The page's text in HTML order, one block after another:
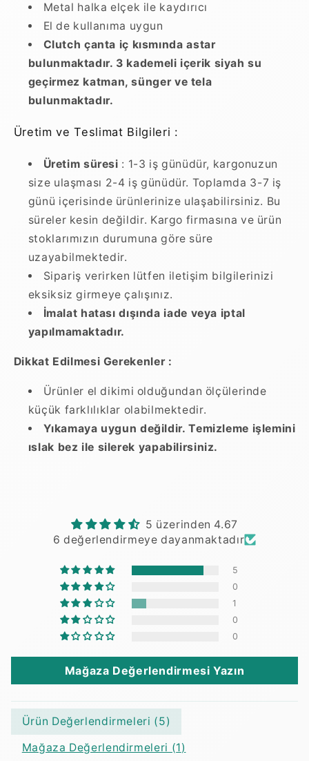
Metal halka elçek ile kaydırıcı
El de kullanıma uygun
Clutch çanta iç kısmında astar
bulunmaktadır. 3 kademeli içerik siyah su
geçirmez katman, sünger ve tela
bulunmaktadır.
Üretim ve Teslimat Bilgileri :
Üretim süresi : 1-3 iş günüdür, kargonuzun
size ulaşması 2-4 iş günüdür. Toplamda 3-7 iş
günü içerisinde ürünlerinize ulaşabilirsiniz. Bu
süreler kesin değildir. Kargo firmasına ve ürün
stoklarımızın durumuna göre süre
uzayabilmektedir.
Sipariş verirken lütfen iletişim bilgilerinizi
eksiksiz girmeye çalışınız.
İmalat hatası dışında iade veya iptal
yapılmamaktadır.
Dikkat Edilmesi Gerekenler :
Ürünler el dikimi olduğundan ölçülerinde
küçük farklılıklar olabilmektedir.
Yıkamaya uygun değildir. Temizleme işlemini
ıslak bez ile silerek yapabilirsiniz.
5 üzerinden 4.67
6 değerlendirmeye dayanmaktadır
5
0
1
0
0
Mağaza Değerlendirmesi Yazın
Ürün Değerlendirmeleri (5)
Mağaza Değerlendirmeleri (1)